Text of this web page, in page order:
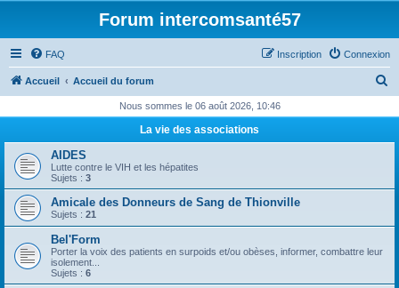
Forum intercomsanté57
FAQ Connexion
Inscription
Accueil Accueil du forum
h
r
h
Nous sommes le 06 août 2026, 10:46
La vie des associations
AIDES
Lutte contre le VIH et les hépatites
Sujets : 3
Amicale des Donneurs de Sang de Thionville
Sujets : 21
Bel'Form
Porter la voix des patients en surpoids et/ou obèses, informer, combattre leur
isolement...
Sujets : 6